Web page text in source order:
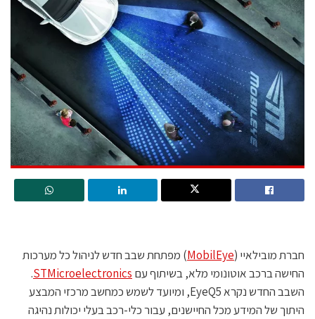
חברת מובילאיי (MobilEye) מפתחת שבב חדש לניהול כל מערכות
החישה ברכב אוטונומי מלא, בשיתוף עם STMicroelectronics
.
השבב החדש נקרא EyeQ5, ומיועד לשמש כמחשב מרכזי המבצע
היתוך של המידע מכל החיישנים, עבור כלי-רכב בעלי יכולות נהיגה